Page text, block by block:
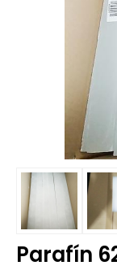
Parafín